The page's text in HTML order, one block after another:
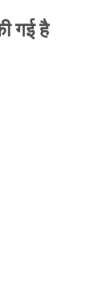
गई है